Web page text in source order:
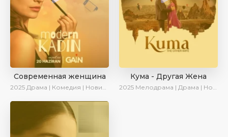
Современная женщина
2025 Драма | Комедия | Новинки | Сериалы 2025
Кума - Другая Жена
2025 Мелодрама | Драма | Новинки | Сериалы 2025